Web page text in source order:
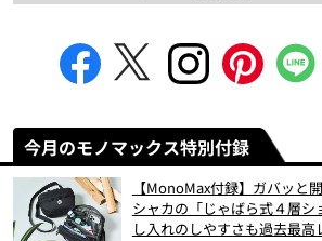
今月のモノマックス特別付録
【MonoMax付録】ガバッと
シャカの「じゃばら式４層
し入れのしやすさも過去最高